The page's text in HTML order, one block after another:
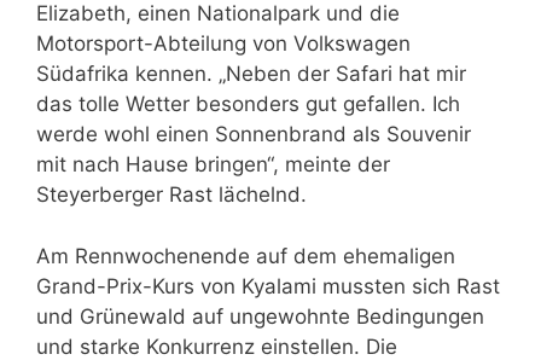
Elizabeth, einen Nationalpark und die
Motorsport-Abteilung von Volkswagen
Südafrika kennen. „Neben der Safari hat mir
das tolle Wetter besonders gut gefallen. Ich
werde wohl einen Sonnenbrand als Souvenir
mit nach Hause bringen“, meinte der
Steyerberger Rast lächelnd.
Am Rennwochenende auf dem ehemaligen
Grand-Prix-Kurs von Kyalami mussten sich Rast
und Grünewald auf ungewohnte Bedingungen
und starke Konkurrenz einstellen. Die